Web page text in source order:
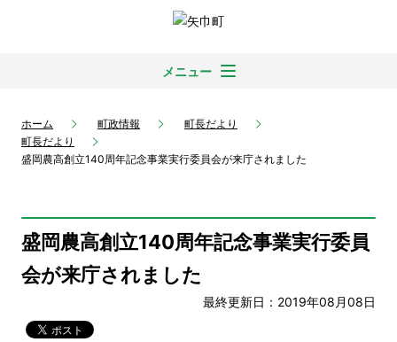
メニュー
ホーム 町政情報
町長だより
町長だより
盛岡農高創立140周年記念事業実行委員会が来庁されました
盛岡農高創立140周年記念事業実行委員
会が来庁されました
最終更新日：2019年08月08日